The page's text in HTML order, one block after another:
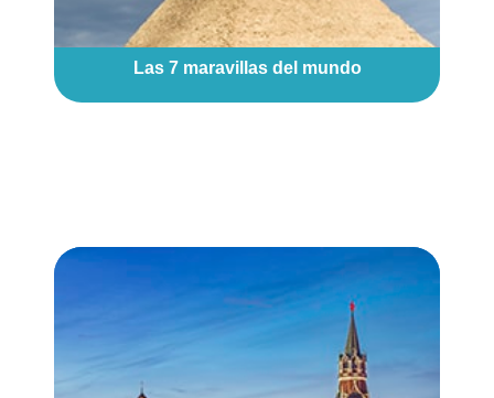
Las 7 maravillas del mundo